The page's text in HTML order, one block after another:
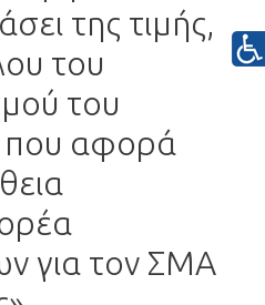
της τιμής,
του
του
που αφορά
για τον ΣΜΑ